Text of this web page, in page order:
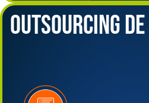
OUTSOURCING DE